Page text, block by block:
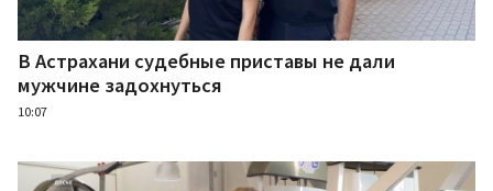
В Астрахани судебные приставы не дали
мужчине задохнуться
10:07